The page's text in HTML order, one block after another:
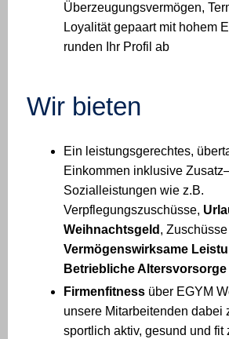
Überzeugungsvermögen,
Loyalität gepaart mit hohem
runden Ihr Profil ab
Wir bieten
Ein leistungsgerechtes,
Einkommen inklusive
Sozialleistungen wie z.B.
Verpflegungszuschüsse,
Weihnachtsgeld ,
Vermögenswirksame
Betriebliche Altersvorsorge
Firmenfitness über EGYM
unsere Mitarbeitenden dabei
sportlich aktiv, gesund und fit